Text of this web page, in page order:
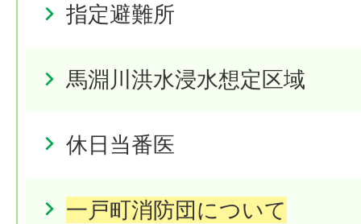
指定避難所
馬淵川洪水浸水想定区域
休日当番医
一戸町消防団について